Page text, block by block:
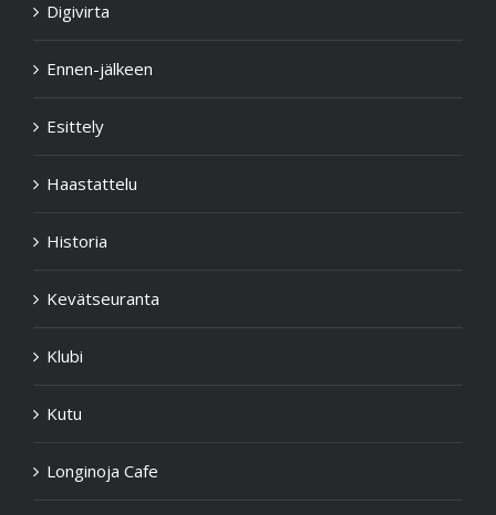
Digivirta
Ennen-jälkeen
Esittely
Haastattelu
Historia
Kevätseuranta
Klubi
Kutu
Longinoja Cafe